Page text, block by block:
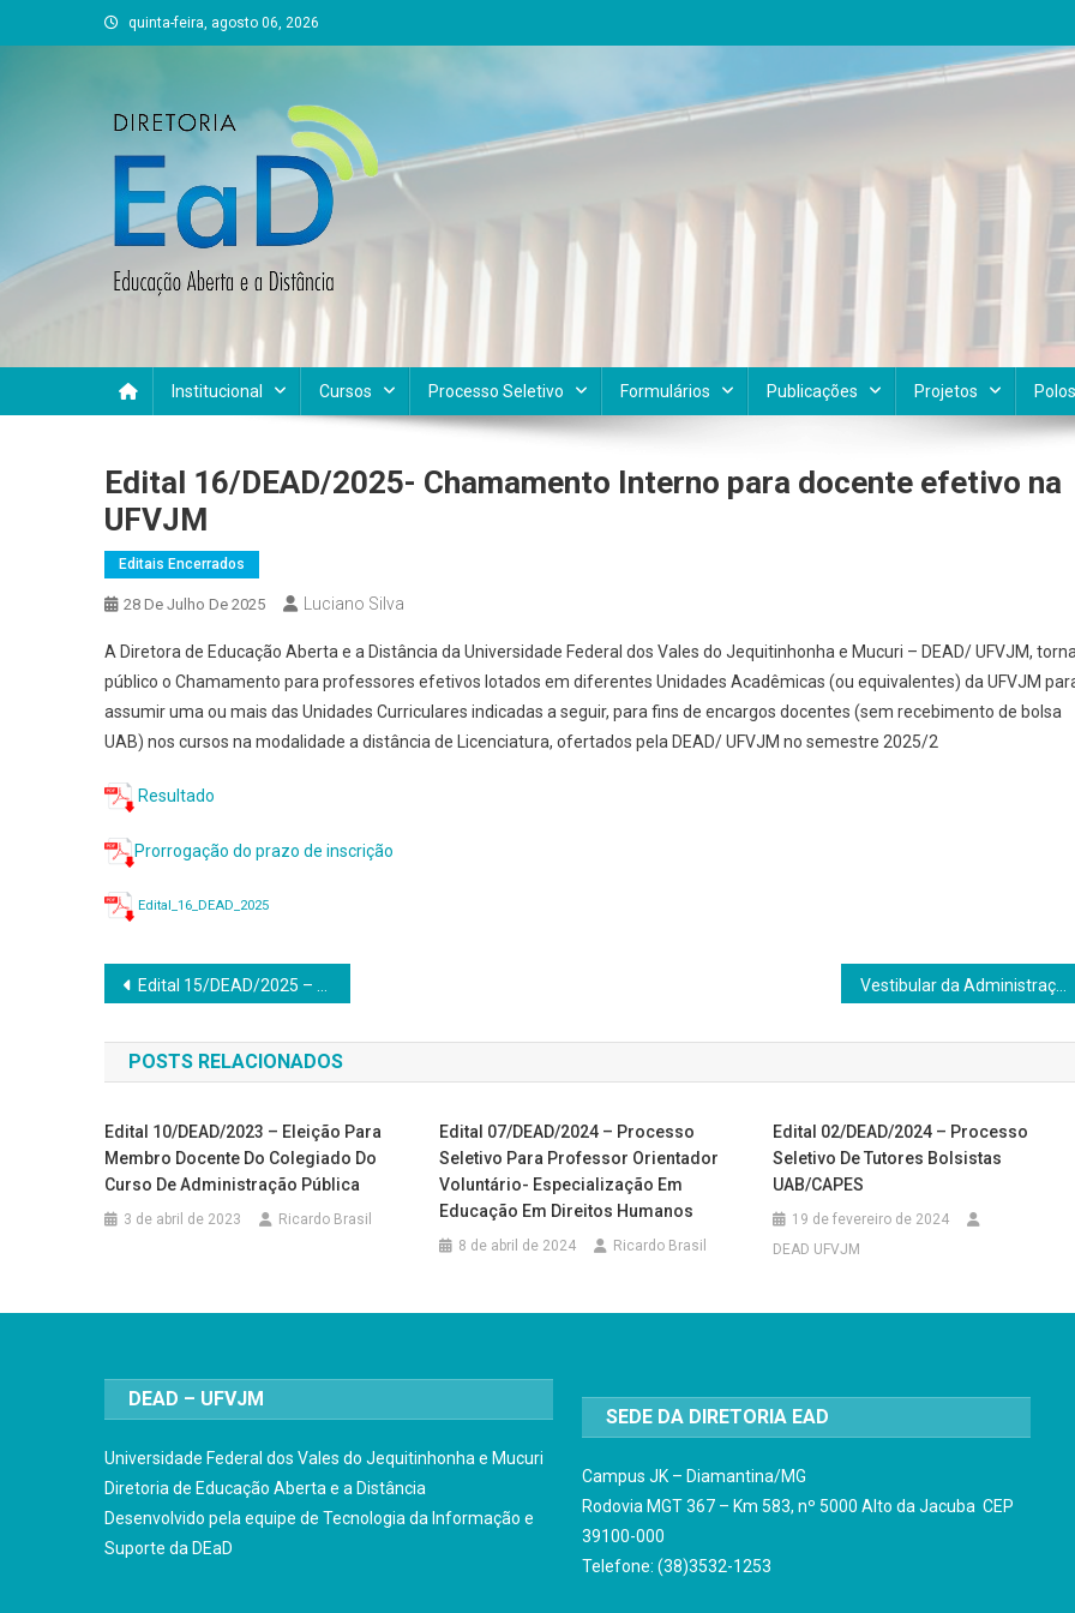
to
quinta-feira, agosto 06, 2026
DEAD UFVJM
Institucional Cursos Processo Seletivo Formulários Publicações Projetos Polos
Edital 16/DEAD/2025- Chamamento Interno para docente efetivo na
UFVJM
Editais Encerrados
28 De Julho De 2025 Luciano Silva
A Diretora de Educação Aberta e a Distância da Universidade Federal dos Vales do Jequitinhonha e Mucuri – DEAD/ UFVJM,
público o Chamamento para professores efetivos lotados em diferentes Unidades Acadêmicas (ou equivalentes) da UFVJM
assumir uma ou mais das Unidades Curriculares indicadas a seguir, para fins de encargos docentes (sem recebimento de bolsa
UAB) nos cursos na modalidade a distância de Licenciatura, ofertados pela DEAD/ UFVJM no semestre 2025/2
Resultado
Prorrogação do prazo de inscrição
Edital_16_DEAD_2025
Navegação
de
Post
Edital 15/DEAD/2025 – Cadastro reserva de professor bolsista UAB para atuar no curso de Administração Pública
POSTS RELACIONADOS
Edital 10/DEAD/2023 – Eleição Para
Membro Docente Do Colegiado Do
Curso De Administração Pública
3 de abril de 2023 Ricardo Brasil
Edital 07/DEAD/2024 – Processo
Seletivo Para Professor Orientador
Voluntário- Especialização Em
Educação Em Direitos Humanos
8 de abril de 2024 Ricardo Brasil
Edital 02/DEAD/2024 – Processo
Seletivo De Tutores Bolsistas
UAB/CAPES
19 de fevereiro de 2024
DEAD UFVJM
DEAD – UFVJM
Universidade Federal dos Vales do Jequitinhonha e Mucuri
Diretoria de Educação Aberta e a Distância
Desenvolvido pela equipe de Tecnologia da Informação e
Suporte da DEaD
SEDE DA DIRETORIA EAD
Campus JK – Diamantina/MG
Rodovia MGT 367 – Km 583, nº 5000 Alto da Jacuba CEP
39100-000
Telefone: (38)3532-1253